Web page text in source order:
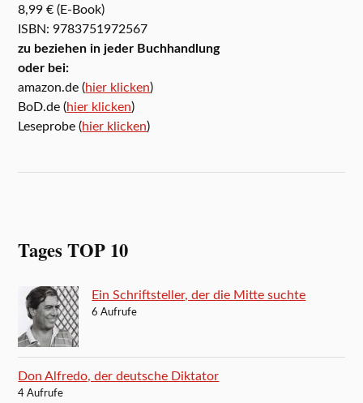
8,99 € (E-Book)
ISBN: 9783751972567
zu beziehen in jeder Buchhandlung
oder bei:
amazon.de (hier klicken)
BoD.de (hier klicken)
Leseprobe (hier klicken)
Tages TOP 10
Ein Schriftsteller, der die Mitte suchte
6 Aufrufe
Don Alfredo, der deutsche Diktator
4 Aufrufe